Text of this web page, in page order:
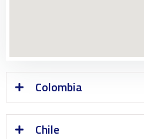
Colombia
Chile